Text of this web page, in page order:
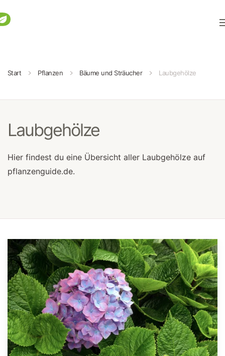
Start Pflanzen Bäume und Sträucher Laubgehölze
Laubgehölze
Hier findest du eine Übersicht aller Laubgehölze auf
pflanzenguide.de.